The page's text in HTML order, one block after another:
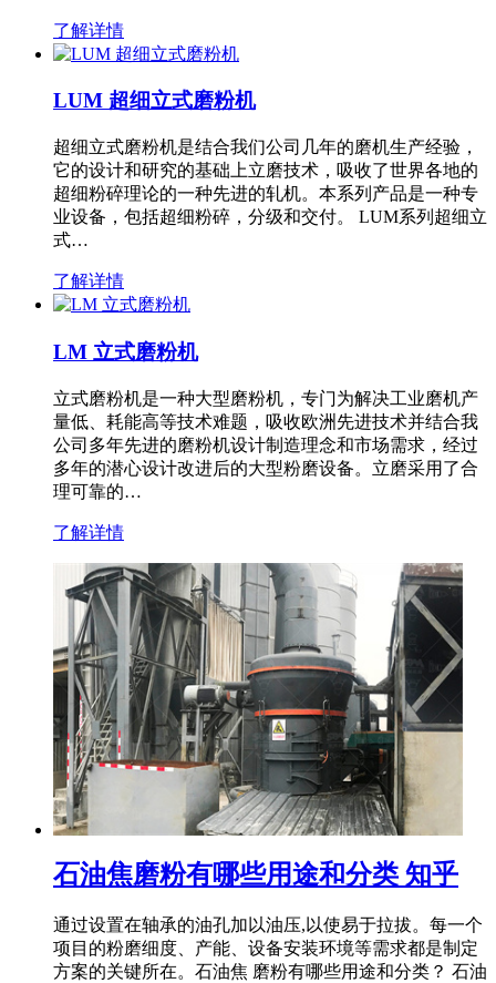
了解详情
LUM 超细立式磨粉机
超细立式磨粉机是结合我们公司几年的磨机生产经验，
它的设计和研究的基础上立磨技术，吸收了世界各地的
超细粉碎理论的一种先进的轧机。本系列产品是一种专
业设备，包括超细粉碎，分级和交付。 LUM系列超细立
式…
了解详情
LM 立式磨粉机
立式磨粉机是一种大型磨粉机，专门为解决工业磨机产
量低、耗能高等技术难题，吸收欧洲先进技术并结合我
公司多年先进的磨粉机设计制造理念和市场需求，经过
多年的潜心设计改进后的大型粉磨设备。立磨采用了合
理可靠的…
了解详情
石油焦磨粉有哪些用途和分类 知乎
通过设置在轴承的油孔加以油压,以使易于拉拔。每一个
项目的粉磨细度、产能、设备安装环境等需求都是制定
方案的关键所在。石油焦 磨粉有哪些用途和分类？ 石油